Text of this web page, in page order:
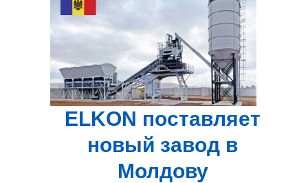
ELKON поставляет
новый завод в
Молдову